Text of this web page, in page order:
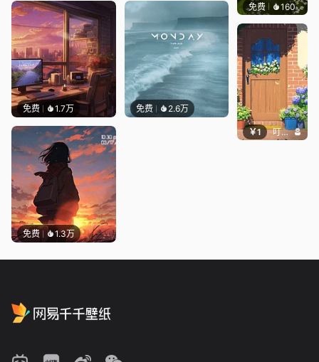
免费 1.7万 免费 2.6万
免费 1.3万
免费 160渔小小
￥1 叮叮当当